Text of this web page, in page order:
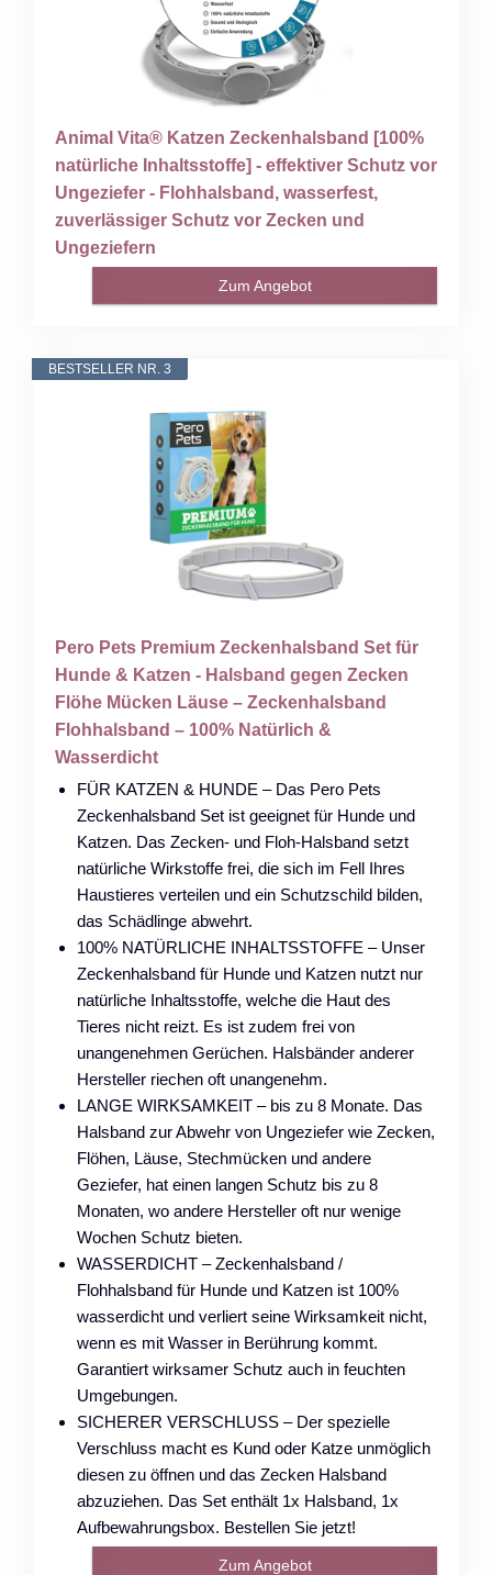
Animal Vita® Katzen Zeckenhalsband [100%
natürliche Inhaltsstoffe] - effektiver Schutz vor
Ungeziefer - Flohhalsband, wasserfest,
zuverlässiger Schutz vor Zecken und
Ungeziefern
Zum Angebot
BESTSELLER NR. 3
Pero Pets Premium Zeckenhalsband Set für
Hunde & Katzen - Halsband gegen Zecken
Flöhe Mücken Läuse – Zeckenhalsband
Flohhalsband – 100% Natürlich &
Wasserdicht
FÜR KATZEN & HUNDE – Das Pero Pets
Zeckenhalsband Set ist geeignet für Hunde und
Katzen. Das Zecken- und Floh-Halsband setzt
natürliche Wirkstoffe frei, die sich im Fell Ihres
Haustieres verteilen und ein Schutzschild bilden,
das Schädlinge abwehrt.
100% NATÜRLICHE INHALTSSTOFFE – Unser
Zeckenhalsband für Hunde und Katzen nutzt nur
natürliche Inhaltsstoffe, welche die Haut des
Tieres nicht reizt. Es ist zudem frei von
unangenehmen Gerüchen. Halsbänder anderer
Hersteller riechen oft unangenehm.
LANGE WIRKSAMKEIT – bis zu 8 Monate. Das
Halsband zur Abwehr von Ungeziefer wie Zecken,
Flöhen, Läuse, Stechmücken und andere
Geziefer, hat einen langen Schutz bis zu 8
Monaten, wo andere Hersteller oft nur wenige
Wochen Schutz bieten.
WASSERDICHT – Zeckenhalsband /
Flohhalsband für Hunde und Katzen ist 100%
wasserdicht und verliert seine Wirksamkeit nicht,
wenn es mit Wasser in Berührung kommt.
Garantiert wirksamer Schutz auch in feuchten
Umgebungen.
SICHERER VERSCHLUSS – Der spezielle
Verschluss macht es Kund oder Katze unmöglich
diesen zu öffnen und das Zecken Halsband
abzuziehen. Das Set enthält 1x Halsband, 1x
Aufbewahrungsbox. Bestellen Sie jetzt!
Zum Angebot